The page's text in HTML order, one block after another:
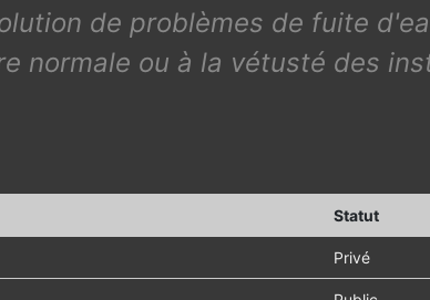
de problèmes de fuite
normale ou à la vétusté des
Statut
Privé